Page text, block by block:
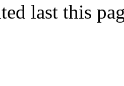
last this